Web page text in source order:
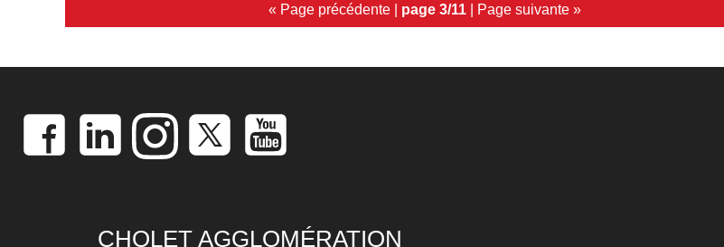
« Page précédente| page 3/11| Page suivante »
CHOLET AGGLOMÉRATION